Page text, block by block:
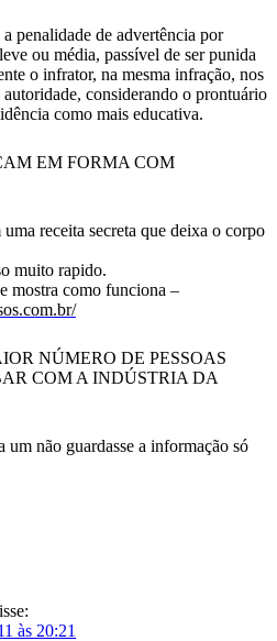
penalidade de advertência por
ou média, passível de ser punida
o infrator, na mesma infração, nos
considerando o prontuário
como mais educativa.
EM FORMA COM
receita secreta que deixa o corpo
muito rapido.
mostra como funciona –
NÚMERO DE PESSOAS
COM A INDÚSTRIA DA
um não guardasse a informação só
às 20:21